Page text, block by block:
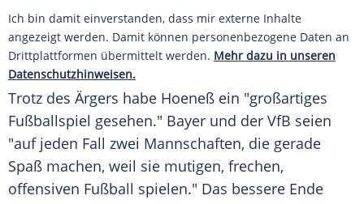
Ich bin damit einverstanden, dass mir externe Inhalte
angezeigt werden. Damit können personenbezogene Daten an
Drittplattformen übermittelt werden. Mehr dazu in unseren
Datenschutzhinweisen.
Trotz des Ärgers habe Hoeneß ein "großartiges
Fußballspiel gesehen." Bayer und der VfB seien
"auf jeden Fall zwei Mannschaften, die gerade
Spaß machen, weil sie mutigen, frechen,
offensiven Fußball spielen." Das bessere Ende